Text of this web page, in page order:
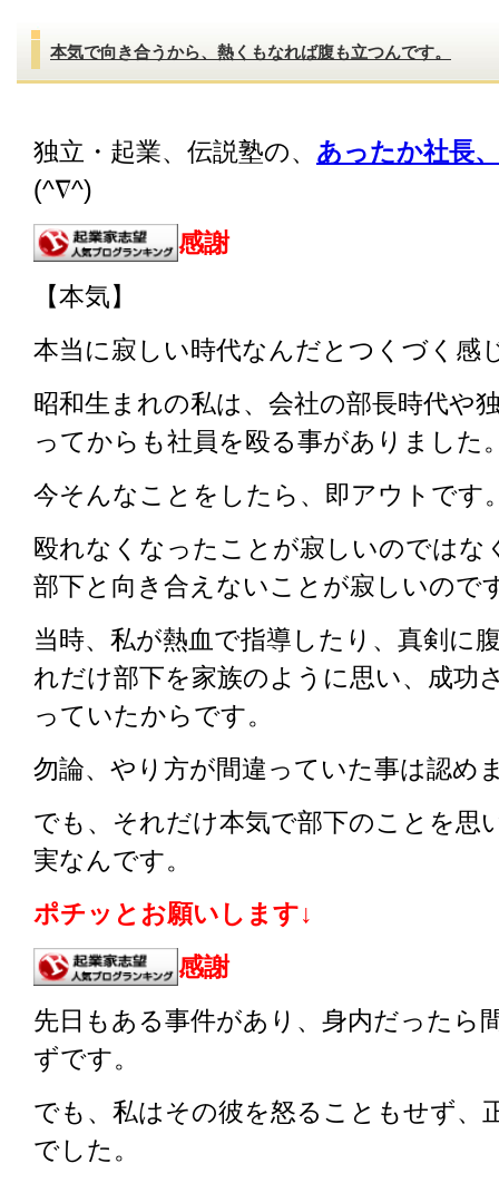
本気で向き合うから、熱くもなれば腹も立つんです。
独立・起業、伝説塾の、 あったか社長
(^∇^)
感謝
【本気】
本当に寂しい時代なんだとつくづく感
昭和生まれの私は、会社の部長時代や
ってからも社員を殴る事がありました
今そんなことをしたら、即アウトです
殴れなくなったことが寂しいのではな
部下と向き合えないことが寂しいので
当時、私が熱血で指導したり、真剣に
れだけ部下を家族のように思い、成功
っていたからです。
勿論、やり方が間違っていた事は認め
でも、それだけ本気で部下のことを思
実なんです。
ポチッとお願いします↓
感謝
先日もある事件があり、身内だったら
ずです。
でも、私はその彼を怒ることもせず、
でした。